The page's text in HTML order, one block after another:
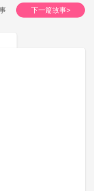
位极其崇高。
的神祗，而且是风
航海和渔业为生的
之前总是虔诚地
慨著称，向他求
丰厚赏赐。
的青春女神和青
后，塞亚西的女
丝各蒂是和塞亚
力壮，经常踏着
兽。当她来到亚
甲，手持长矛弓
下一篇故事>